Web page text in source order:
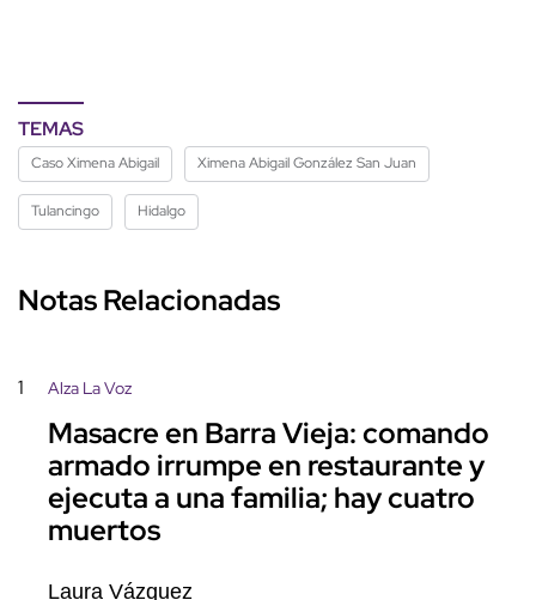
TEMAS
Caso Ximena Abigail Ximena Abigail González San Juan
Tulancingo Hidalgo
Notas Relacionadas
1 Alza La Voz
Masacre en Barra Vieja: comando
armado irrumpe en restaurante y
ejecuta a una familia; hay cuatro
muertos
Laura Vázquez